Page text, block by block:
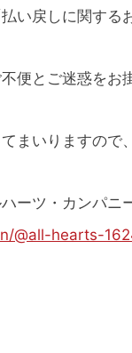
い戻しに関す
便とご迷惑をお
まいりますの
ーツ・カンパニ
@all-hearts-